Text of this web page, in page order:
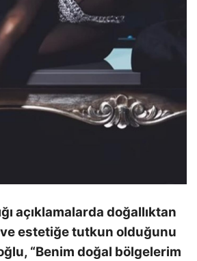
açıklamalarda doğallıktan
ve estetiğe tutkun olduğunu
“Benim doğal bölgelerim